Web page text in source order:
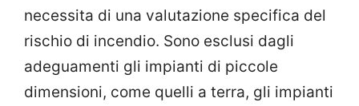
necessita di una valutazione specifica del
rischio di incendio. Sono esclusi dagli
adeguamenti gli impianti di piccole
dimensioni, come quelli a terra, gli impianti